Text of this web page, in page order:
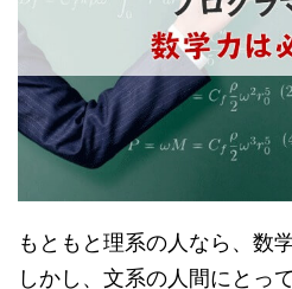
もともと理系の人なら、数
しかし、文系の人間にとっ